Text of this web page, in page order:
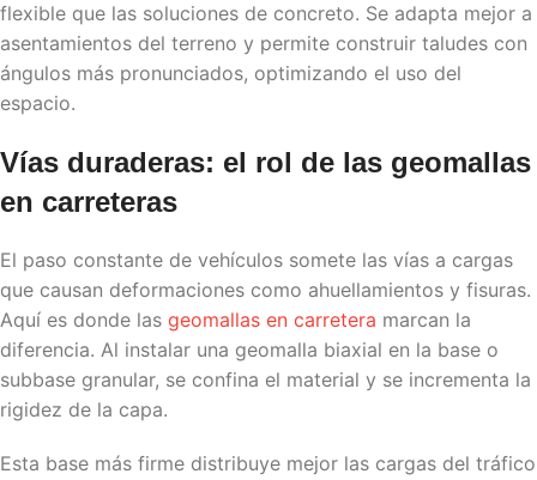
flexible que las soluciones de concreto. Se adapta mejor a
asentamientos del terreno y permite construir taludes con
ángulos más pronunciados, optimizando el uso del
espacio.
Vías duraderas: el rol de las geomallas
en carreteras
El paso constante de vehículos somete las vías a cargas
que causan deformaciones como ahuellamientos y fisuras.
Aquí es donde las geomallas en carretera marcan la
diferencia. Al instalar una geomalla biaxial en la base o
subbase granular, se confina el material y se incrementa la
rigidez de la capa.
Esta base más firme distribuye mejor las cargas del tráfico